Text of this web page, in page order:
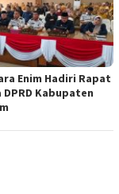
Enim Hadiri Rapat
Kabupaten